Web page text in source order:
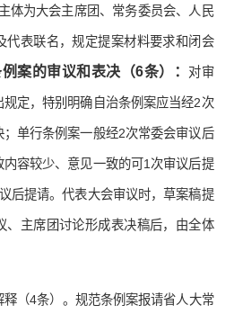
体为大会主席团、常务委员会、人民
代表联名，规定提案材料要求和闭会
案的审议和表决（6条）： 对审
定，特别明确自治条例案应当经2次
单行条例案一般经2次常委会审议后
容较少、意见一致的可1次审议后提
后提请。代表大会审议时，草案稿提
、主席团讨论形成表决稿后，由全体
（4条）。规范条例案报请省人大常